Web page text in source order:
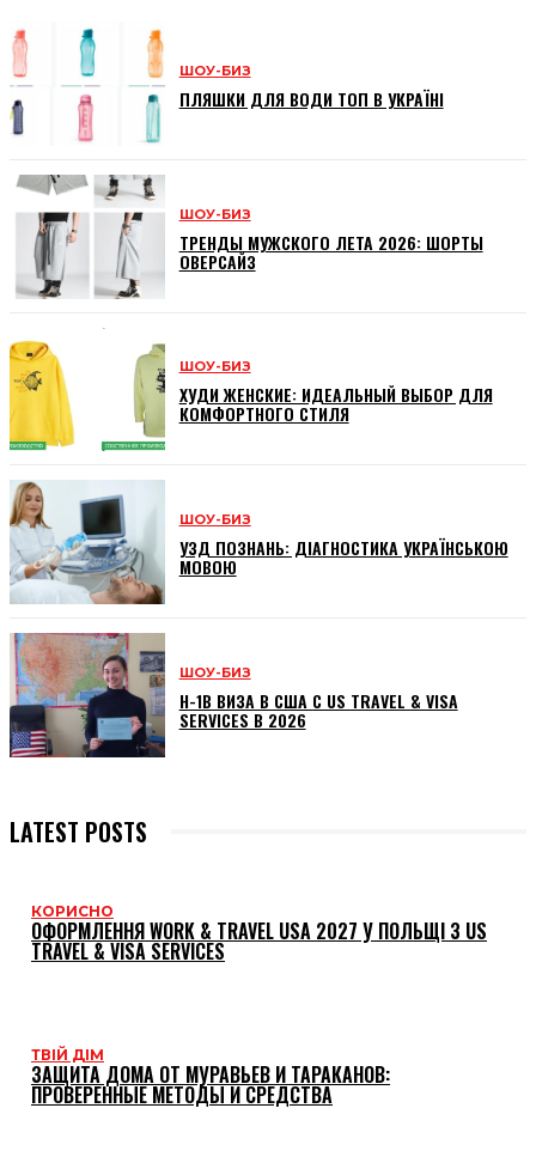
ШОУ-БИЗ
ПЛЯШКИ ДЛЯ ВОДИ ТОП В УКРАЇНІ
ШОУ-БИЗ
ТРЕНДЫ МУЖСКОГО ЛЕТА 2026: ШОРТЫ
ОВЕРСАЙЗ
ШОУ-БИЗ
ХУДИ ЖЕНСКИЕ: ИДЕАЛЬНЫЙ ВЫБОР ДЛЯ
КОМФОРТНОГО СТИЛЯ
ШОУ-БИЗ
УЗД ПОЗНАНЬ: ДІАГНОСТИКА УКРАЇНСЬКОЮ
МОВОЮ
ШОУ-БИЗ
H-1B ВИЗА В США С US TRAVEL & VISA
SERVICES В 2026
LATEST POSTS
КОРИСНО
ОФОРМЛЕННЯ WORK & TRAVEL USA 2027 У ПОЛЬЩІ З US
TRAVEL & VISA SERVICES
ТВІЙ ДІМ
ЗАЩИТА ДОМА ОТ МУРАВЬЕВ И ТАРАКАНОВ:
ПРОВЕРЕННЫЕ МЕТОДЫ И СРЕДСТВА